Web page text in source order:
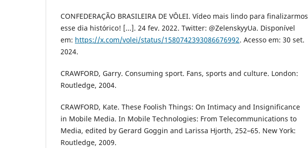
CONFEDERAÇÃO BRASILEIRA DE VÔLEI. Vídeo mais lindo para finalizarmos
esse dia histórico! [...]. 24 fev. 2022. Twitter: @ZelenskyyUa. Disponível
em: https://x.com/volei/status/1580742393086676992. Acesso em: 30 set.
2024.
CRAWFORD, Garry. Consuming sport. Fans, sports and culture. London:
Routledge, 2004.
CRAWFORD, Kate. These Foolish Things: On Intimacy and Insignificance
in Mobile Media. In Mobile Technologies: From Telecommunications to
Media, edited by Gerard Goggin and Larissa Hjorth, 252–65. New York:
Routledge, 2009.